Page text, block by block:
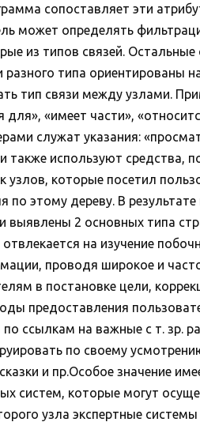
сопоставляет эти
может определять
из типов связей.
типа ориентированы
тип связи между узлами.
«имеет части»,
служат указания:
используют средства,
которые посетил
этому дереву. В
2 основных типа
на изучение
проводя широкое и
в постановке цели,
предоставления
ссылкам на важные с т. зр.
по своему
и пр.Особое значение
систем, которые могут
узла экспертные